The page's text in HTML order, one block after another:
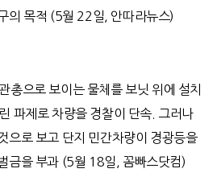
의 목적 (5월 22일, 안따라뉴스)
총으로 보이는 물체를 보닛 위에 설치
파제로 차량을 경찰이 단속 그러나
으로 보고 단지 민간차량이 경광등을
금을 부과 (5월 18일, 꼼빠스닷컴)